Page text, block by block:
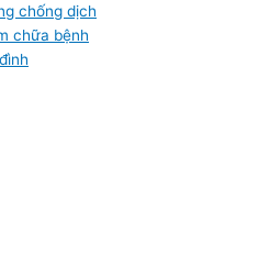
chống dịch
chữa bệnh